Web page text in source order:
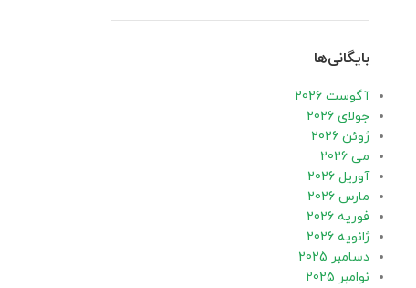
بایگانی‌ها
آگوست 2026
جولای 2026
ژوئن 2026
می 2026
آوریل 2026
مارس 2026
فوریه 2026
ژانویه 2026
دسامبر 2025
نوامبر 2025